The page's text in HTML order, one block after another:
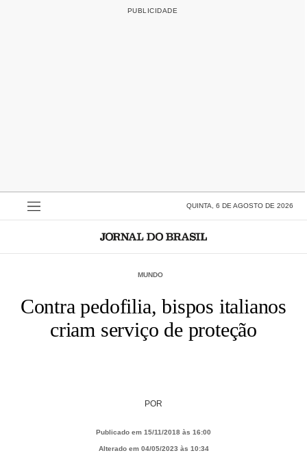
QUINTA, 6 DE AGOSTO DE 2026
MUNDO
Contra pedofilia, bispos italianos
criam serviço de proteção
POR
Publicado em 15/11/2018 às 16:00
Alterado em 04/05/2023 às 10:34